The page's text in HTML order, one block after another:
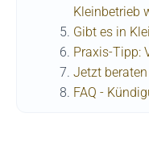
Kleinbetrieb
Gibt es in
Praxis-Tipp:
Jetzt
FAQ -